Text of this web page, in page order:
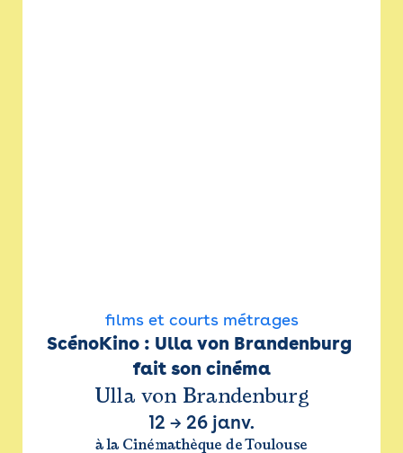
films et courts métrages
ScénoKino : Ulla von Brandenburg
fait son cinéma
Ulla von Brandenburg
12 → 26 janv.
à la Cinémathèque de Toulouse